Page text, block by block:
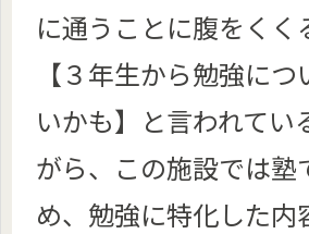
に通うことに腹をくく
【３年生から勉強に
いかも】と言われてい
がら、この施設では塾
め、勉強に特化した内